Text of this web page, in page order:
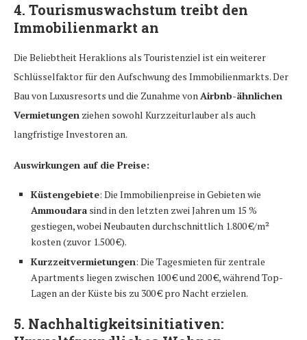
4. Tourismuswachstum treibt den
Immobilienmarkt an
Die Beliebtheit Heraklions als Touristenziel ist ein weiterer
Schlüsselfaktor für den Aufschwung des Immobilienmarkts. Der
Bau von Luxusresorts und die Zunahme vonAirbnb-ähnlichen
Vermietungen ziehen sowohl Kurzzeiturlauber als auch
langfristige Investoren an.
Auswirkungen auf die Preise:
Küstengebiete: Die Immobilienpreise in Gebieten wie
Ammoudara sind in den letzten zwei Jahren um 15 %
gestiegen, wobei Neubauten durchschnittlich 1.800 €/m²
kosten (zuvor 1.500 €).
Kurzzeitvermietungen: Die Tagesmieten für zentrale
Apartments liegen zwischen 100 € und 200 €, während Top-
Lagen an der Küste bis zu 300 € pro Nacht erzielen.
5. Nachhaltigkeitsinitiativen: